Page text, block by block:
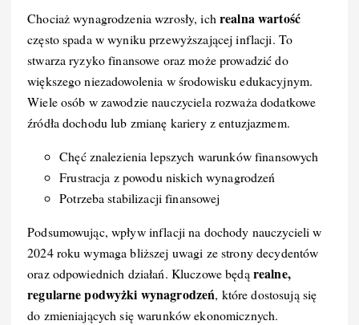
Chociaż wynagrodzenia wzrosły, ichrealna wartość
często spada w wyniku przewyższającej inflacji. To
stwarza ryzyko finansowe oraz może prowadzić do
większego niezadowolenia w środowisku edukacyjnym.
Wiele osób w zawodzie nauczyciela rozważa dodatkowe
źródła dochodu lub zmianę kariery z entuzjazmem.
Chęć znalezienia lepszych warunków finansowych
Frustracja z powodu niskich wynagrodzeń
Potrzeba stabilizacji finansowej
Podsumowując, wpływ inflacji na dochody nauczycieli w
2024 roku wymaga bliższej uwagi ze strony decydentów
oraz odpowiednich działań. Kluczowe będąrealne,
regularne podwyżki wynagrodzeń, które dostosują się
do zmieniających się warunków ekonomicznych.